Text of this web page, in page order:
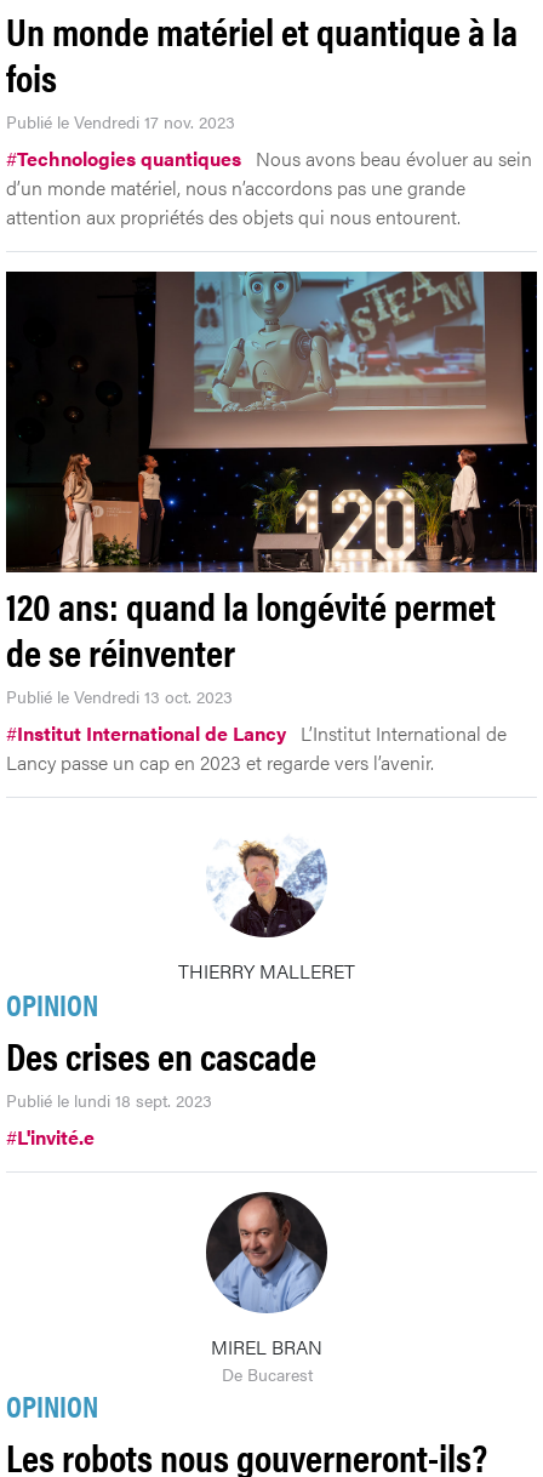
Un monde matériel et quantique à la
fois
Publié le Vendredi 17 nov. 2023
#Technologies quantiques Nous avons beau évoluer au sein
d’un monde matériel, nous n’accordons pas une grande
attention aux propriétés des objets qui nous entourent.
120 ans: quand la longévité permet
de se réinventer
Publié le Vendredi 13 oct. 2023
#Institut International de Lancy L’Institut International de
Lancy passe un cap en 2023 et regarde vers l’avenir.
THIERRY MALLERET
OPINION
Des crises en cascade
Publié le lundi 18 sept. 2023
#L'invité.e
MIREL BRAN
De Bucarest
OPINION
Les robots nous gouverneront-ils?